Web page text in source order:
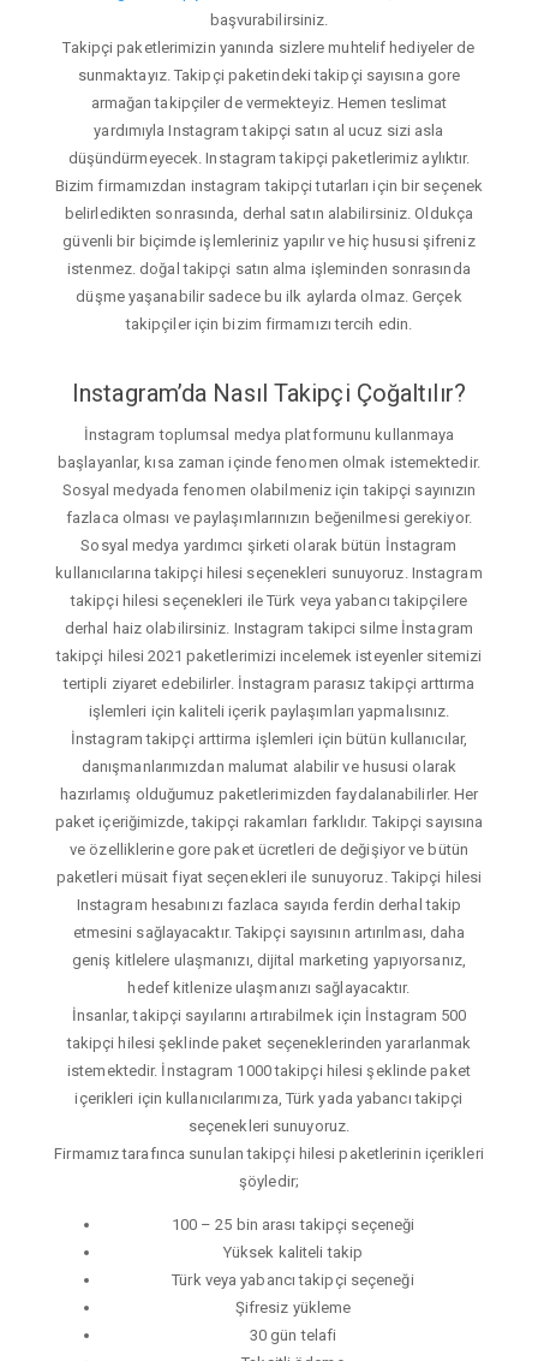
başvurabilirsiniz.
Takipçi paketlerimizin yanında sizlere muhtelif hediyeler de
sunmaktayız. Takipçi paketindeki takipçi sayısına gore
armağan takipçiler de vermekteyiz. Hemen teslimat
yardımıyla Instagram takipçi satın al ucuz sizi asla
düşündürmeyecek. Instagram takipçi paketlerimiz aylıktır.
Bizim firmamızdan instagram takipçi tutarları için bir seçenek
belirledikten sonrasında, derhal satın alabilirsiniz. Oldukça
güvenli bir biçimde işlemleriniz yapılır ve hiç hususi şifreniz
istenmez. doğal takipçi satın alma işleminden sonrasında
düşme yaşanabilir sadece bu ilk aylarda olmaz. Gerçek
takipçiler için bizim firmamızı tercih edin.
Instagram’da Nasıl Takipçi Çoğaltılır?
İnstagram toplumsal medya platformunu kullanmaya
başlayanlar, kısa zaman içinde fenomen olmak istemektedir.
Sosyal medyada fenomen olabilmeniz için takipçi sayınızın
fazlaca olması ve paylaşımlarınızın beğenilmesi gerekiyor.
Sosyal medya yardımcı şirketi olarak bütün İnstagram
kullanıcılarına takipçi hilesi seçenekleri sunuyoruz. Instagram
takipçi hilesi seçenekleri ile Türk veya yabancı takipçilere
derhal haiz olabilirsiniz. Instagram takipci silme İnstagram
takipçi hilesi 2021 paketlerimizi incelemek isteyenler sitemizi
tertipli ziyaret edebilirler. İnstagram parasız takipçi arttırma
işlemleri için kaliteli içerik paylaşımları yapmalısınız.
İnstagram takipçi arttirma işlemleri için bütün kullanıcılar,
danışmanlarımızdan malumat alabilir ve hususi olarak
hazırlamış olduğumuz paketlerimizden faydalanabilirler. Her
paket içeriğimizde, takipçi rakamları farklıdır. Takipçi sayısına
ve özelliklerine gore paket ücretleri de değişiyor ve bütün
paketleri müsait fiyat seçenekleri ile sunuyoruz. Takipçi hilesi
Instagram hesabınızı fazlaca sayıda ferdin derhal takip
etmesini sağlayacaktır. Takipçi sayısının artırılması, daha
geniş kitlelere ulaşmanızı, dijital marketing yapıyorsanız,
hedef kitlenize ulaşmanızı sağlayacaktır.
İnsanlar, takipçi sayılarını artırabilmek için İnstagram 500
takipçi hilesi şeklinde paket seçeneklerinden yararlanmak
istemektedir. İnstagram 1000 takipçi hilesi şeklinde paket
içerikleri için kullanıcılarımıza, Türk yada yabancı takipçi
seçenekleri sunuyoruz.
Firmamız tarafınca sunulan takipçi hilesi paketlerinin içerikleri
şöyledir;
100 – 25 bin arası takipçi seçeneği
Yüksek kaliteli takip
Türk veya yabancı takipçi seçeneği
Şifresiz yükleme
30 gün telafi